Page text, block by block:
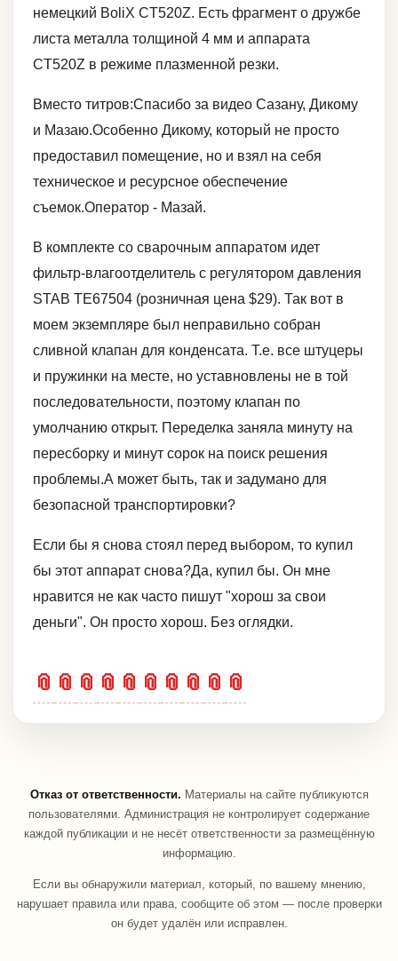
немецкий BoliX CT520Z. Есть фрагмент о дружбе
листа металла толщиной 4 мм и аппарата
CT520Z в режиме плазменной резки.
Вместо титров:Спасибо за видео Сазану, Дикому
и Мазаю.Особенно Дикому, который не просто
предоставил помещение, но и взял на себя
техническое и ресурсное обеспечение
съемок.Оператор - Мазай.
В комплекте со сварочным аппаратом идет
фильтр-влагоотделитель с регулятором давления
STAB TE67504 (розничная цена $29). Так вот в
моем экземпляре был неправильно собран
сливной клапан для конденсата. Т.е. все штуцеры
и пружинки на месте, но уставновлены не в той
последовательности, поэтому клапан по
умолчанию открыт. Переделка заняла минуту на
пересборку и минут сорок на поиск решения
проблемы.А может быть, так и задумано для
безопасной транспортировки?
Если бы я снова стоял перед выбором, то купил
бы этот аппарат снова?Да, купил бы. Он мне
нравится не как часто пишут "хорош за свои
деньги". Он просто хорош. Без оглядки.
📎 📎 📎 📎 📎 📎 📎 📎 📎 📎
Отказ от ответственности. Материалы на сайте публикуются
пользователями. Администрация не контролирует содержание
каждой публикации и не несёт ответственности за размещённую
информацию.
Если вы обнаружили материал, который, по вашему мнению,
нарушает правила или права, сообщите об этом — после проверки
он будет удалён или исправлен.